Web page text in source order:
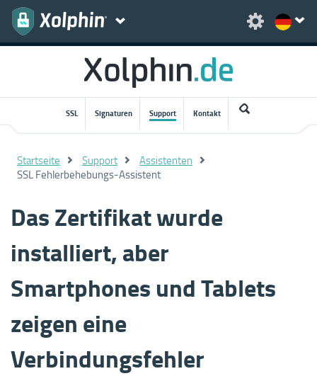
SSL Signaturen Support Kontakt
Startseite Support Assistenten
SSL Fehlerbehebungs-Assistent
Das Zertifikat wurde
installiert, aber
Smartphones und Tablets
zeigen eine
Verbindungsfehler